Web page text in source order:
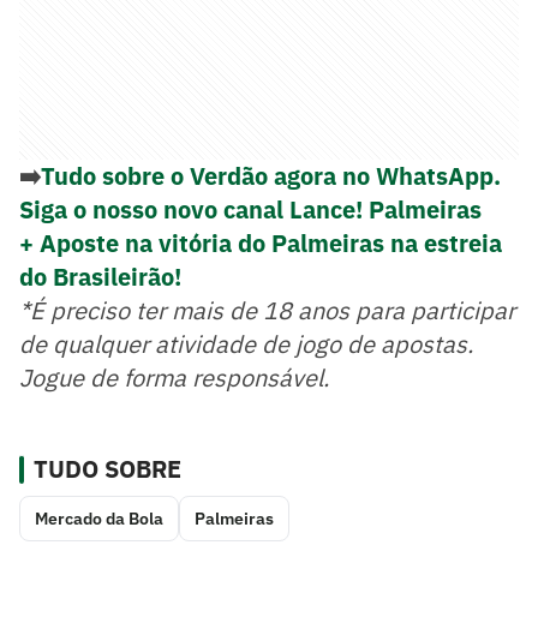
➡️Tudo sobre o Verdão agora no WhatsApp.
Siga o nosso novo canal Lance! Palmeiras
+ Aposte na vitória do Palmeiras na estreia
do Brasileirão!
*É preciso ter mais de 18 anos para participar
de qualquer atividade de jogo de apostas.
Jogue de forma responsável.
TUDO SOBRE
Mercado da Bola Palmeiras